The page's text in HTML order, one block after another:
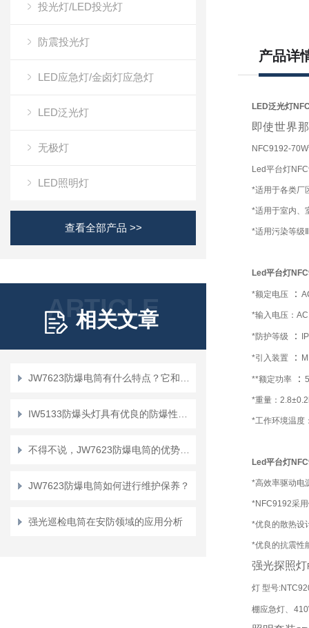
投光灯/LED投光灯
防震投光灯
LED应急灯/金卤灯应急灯
LED泛光灯
无极灯
LED照明灯
查看全部产品 >>
ARTICLE
相关文章
JW7623防爆电筒如何进行维护保养？
强光巡检电筒在安防领域的应用分析
产品详
LED泛光灯
即使世界
NFC9192-
Led平台灯
*适用于各类厂
*适用于室内、
*适用污染等级
Led平台灯
*额定电压 ：
*输入电压：
*防护等级 ：
*引入装置 ：
**额定功率 ：
*重量：
*工作环境温
Led平台灯
*高效率驱动电
*NFC9192采
*优良的散热设
*优良的抗震性
强光探照灯
灯 型号
棚应急灯、